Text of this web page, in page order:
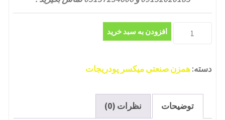
گالوانیزه
افزودن به سبد خرید
دسته:همزن صنعتی میکسر پودریجات
توضیحات نظرات (0)